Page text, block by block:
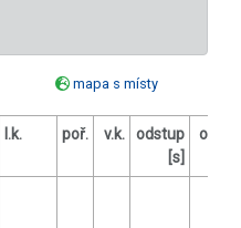
mapa s místy
l.k. poř. v.k.
odstup
[s]